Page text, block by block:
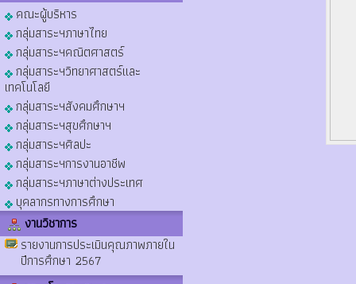
คณะผู้บริหาร
กลุ่มสาระฯภาษาไทย
กลุ่มสาระฯคณิตศาสตร์
กลุ่มสาระฯวิทยาศาสตร์และ
เทคโนโลยี
กลุ่มสาระฯสังคมศึกษาฯ
กลุ่มสาระฯสุขศึกษาฯ
กลุ่มสาระฯศิลปะ
กลุ่มสาระฯการงานอาชีพ
กลุ่มสาระฯภาษาต่างประเทศ
บุคลากรทางการศึกษา
งานวิชาการ
รายงานการประเมินคุณภาพภายใน
ปีการศึกษา 2567